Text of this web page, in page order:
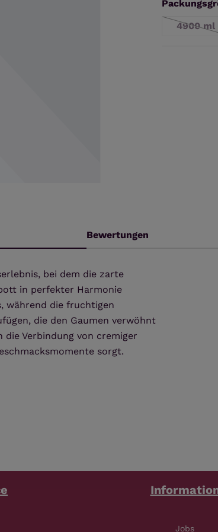
4900 ml
Bewertungen
bei dem die zarte
in perfekter Harmonie
während die fruchtigen
die den Gaumen verwöhnt
Verbindung von cremiger
sorgt.
Jobs